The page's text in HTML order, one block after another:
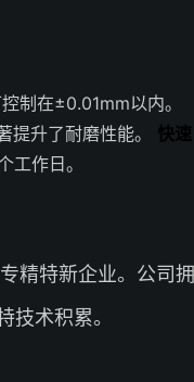
制在±0.01mm以内。
提升了耐磨性能。 快速
作日。
精特新企业。公司拥
术积累。